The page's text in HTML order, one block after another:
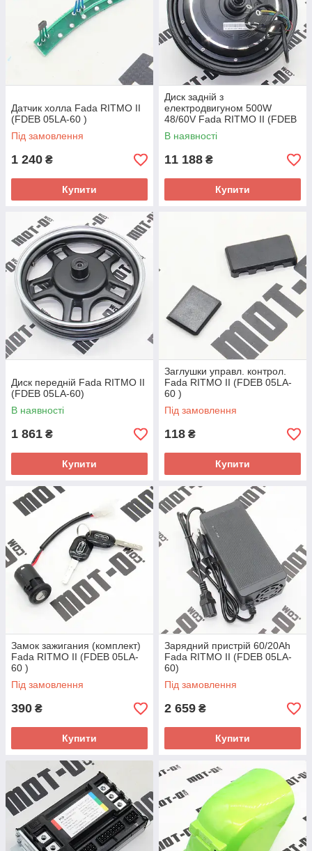
Датчик холла Fada RITMO II
(FDEB 05LA-60 )
Під замовлення
1 240 ₴
Купити
Диск задній з
електродвигуном 500W
48/60V Fada RITMO II (FDEB
05LA-60)
В наявності
11 188 ₴
Купити
Диск передній Fada RITMO II
(FDEB 05LA-60)
В наявності
1 861 ₴
Купити
Заглушки управл. контрол.
Fada RITMO II (FDEB 05LA-
60 )
Під замовлення
118 ₴
Купити
Замок зажигания (комплект)
Fada RITMO II (FDEB 05LA-
60 )
Під замовлення
390 ₴
Купити
Зарядний пристрій 60/20Ah
Fada RITMO II (FDEB 05LA-
60)
Під замовлення
2 659 ₴
Купити